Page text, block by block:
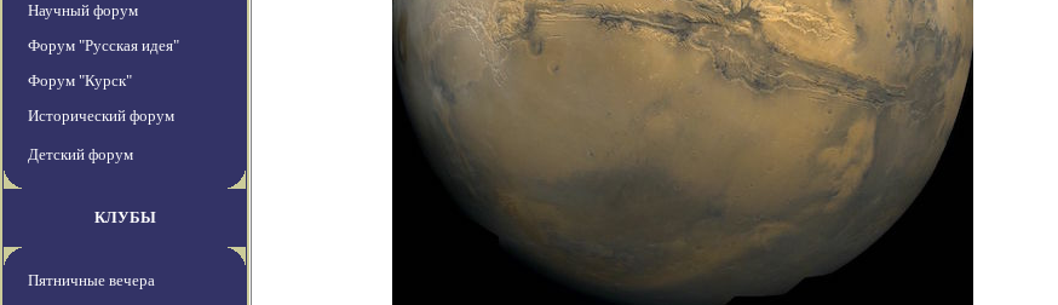
Научный форум
Форум "Русская идея"
Форум "Курск"
Исторический форум
Детский форум
КЛУБЫ
Пятничные вечера